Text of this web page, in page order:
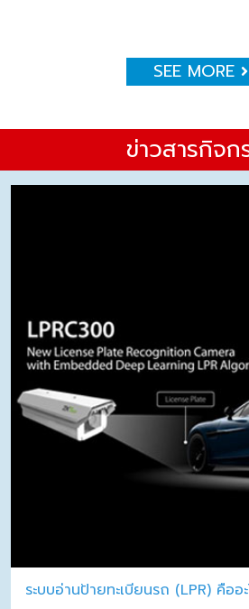
SEE MORE
ข่าวสารกิจก
ระบบอ่านป้ายทะเบียนรถ (LPR) คืออ